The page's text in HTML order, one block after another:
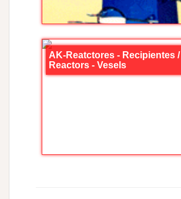
AK-Reatctores - Recipientes /
Reactors - Vesels